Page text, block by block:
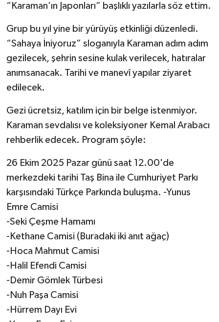
“Karaman’ın Japonları” başlıklı yazılarla söz ettim.
Grup bu yıl yine bir yürüyüş etkinliği düzenledi.
“Sahaya İniyoruz” sloganıyla Karaman adım adım
gezilecek, şehrin sesine kulak verilecek, hatıralar
anımsanacak. Tarihi ve manevî yapılar ziyaret
edilecek.
Gezi ücretsiz, katılım için bir belge istenmiyor.
Karaman sevdalısı ve koleksiyoner Kemal Arabacı
rehberlik edecek. Program şöyle:
26 Ekim 2025 Pazar günü saat 12.00'de
merkezdeki tarihi Taş Bina ile Cumhuriyet Parkı
karşısındaki Türkçe Parkında buluşma. -Yunus
Emre Camisi
-Seki Çeşme Hamamı
-Kethane Camisi (Buradaki iki anıt ağaç)
-Hoca Mahmut Camisi
-Halil Efendi Camisi
-Demir Gömlek Türbesi
-Nuh Paşa Camisi
-Hürrem Dayı Evi